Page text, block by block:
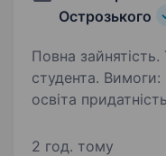
Острозького
Повна
студента. Вимоги: повна загальна середня
освіта придатність до служби за станом
фізична
2 год. тому